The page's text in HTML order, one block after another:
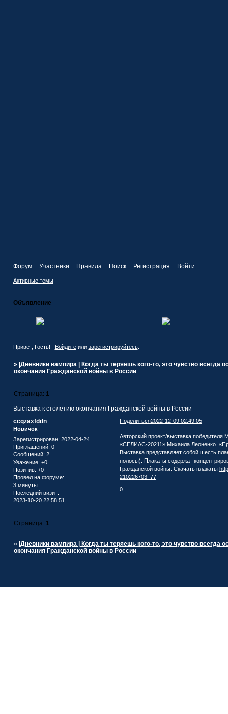
Форум Участники Правила Поиск Регистрация Войти
Активные темы
Объявление
Привет, Гость! Войдитеили зарегистрируйтесь.
» |Дневники вампира | Когда ты теряешь кого-то, это чувство всегда
окончания Гражданской войны в России
Выставка к столетию окончания Гражданской войны в России
Страница: 1
Поделиться2022-12-09 02:49:05
ccqzaxfddn
Новичок
Зарегистрирован: 2022-04-24
Приглашений: 0
Сообщений: 2
Уважение: +0
Позитив: +0
Провел на форуме:
3 минуты
Последний визит:
2023-10-20 22:58:51
Авторский проект/выставка
«СЕЛИАС-20211» Михаила Леоненко.
Выставка представляет собой шесть
полосы). Плакаты содержат
Гражданской войны. Скачать плакаты
210226703_77
0
Страница: 1
» |Дневники вампира | Когда ты теряешь кого-то, это чувство всегда
окончания Гражданской войны в России